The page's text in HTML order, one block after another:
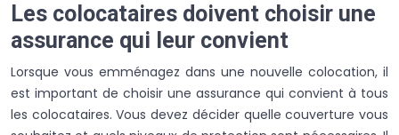
Les colocataires doivent choisir une
assurance qui leur convient
Lorsque vous emménagez dans une nouvelle colocation, il
est important de choisir une assurance qui convient à tous
les colocataires. Vous devez décider quelle couverture vous